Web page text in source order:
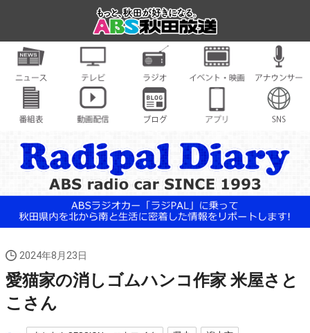
2024年8月23日
愛猫家の消しゴムハンコ作家 米屋さと
こさん